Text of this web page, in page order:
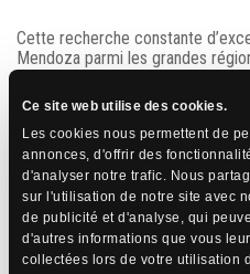
Ce site web utilise des cookies.
Les cookies nous permettent de
annonces, d'offrir des
d'analyser notre trafic. Nous
sur l'utilisation de notre site avec
de publicité et d'analyse, qui
d'autres informations que vous
collectées lors de votre utilisation
Cette recherche constante
Mendoza parmi les grandes
la vallée de la Loire.
Une
au-delà de la
Visiter Mendoza, c’est aussi